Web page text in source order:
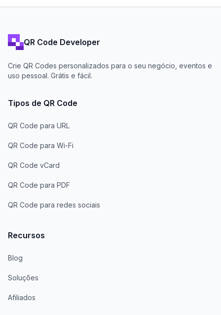
QR Code Developer
Crie QR Codes personalizados para o seu negócio, eventos e
uso pessoal. Grátis e fácil.
Tipos de QR Code
QR Code para URL
QR Code para Wi-Fi
QR Code vCard
QR Code para PDF
QR Code para redes sociais
Recursos
Blog
Soluções
Afiliados